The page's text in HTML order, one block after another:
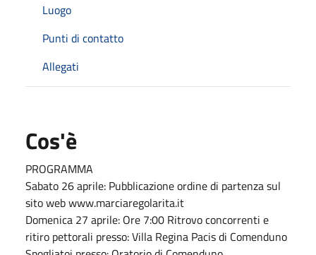
Luogo
Punti di contatto
Allegati
Cos'è
PROGRAMMA
Sabato 26 aprile: Pubblicazione ordine di partenza sul
sito web www.marciaregolarita.it
Domenica 27 aprile: Ore 7:00 Ritrovo concorrenti e
ritiro pettorali presso: Villa Regina Pacis di Comenduno